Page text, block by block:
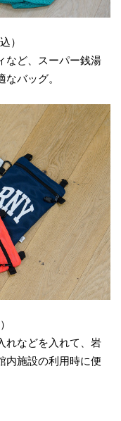
）
など、スーパー銭湯
バッグ。
れなどを入れて、岩
内施設の利用時に便